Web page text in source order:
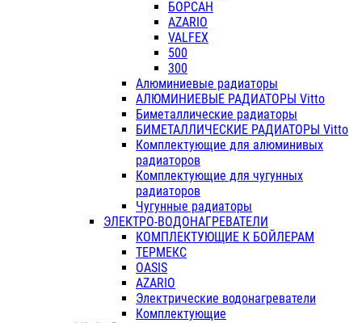
БОРСАН
AZARIO
VALFEX
500
300
Алюминиевые радиаторы
АЛЮМИНИЕВЫЕ РАДИАТОРЫ Vitto
Биметаллические радиаторы
БИМЕТАЛЛИЧЕСКИЕ РАДИАТОРЫ Vitto
Комплектующие для алюминивых
радиаторов
Комплектующие для чугунных
радиаторов
Чугунные радиаторы
ЭЛЕКТРО-ВОДОНАГРЕВАТЕЛИ
КОМПЛЕКТУЮЩИЕ К БОЙЛЕРАМ
ТЕРМЕКС
OASIS
AZARIO
Электрические водонагреватели
Комплектующие